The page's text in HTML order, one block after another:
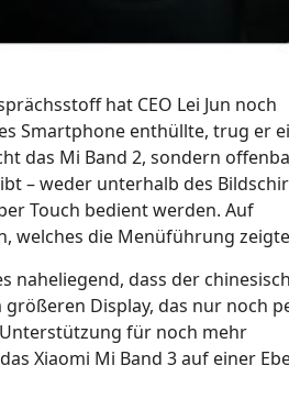
hat CEO Lei Jun noch
Smartphone enthüllte, trug er
das Mi Band 2, sondern
– weder unterhalb des
Touch bedient werden. Auf
welches die Menüführung
naheliegend, dass der
Display, das nur noch
für noch mehr
Xiaomi Mi Band 3 auf einer